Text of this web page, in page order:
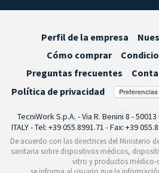
Perfil de la empresa
Cómo comprar
Preguntas frecuentes
Política de privacidad
TecniWork S.p.A. - Via R. Benini 8 -
ITALY - Tel: +39 055.8991.71 - Fax: +39
De acuerdo con las directrices del Ministerio
sanitaria sobre dispositivos médicos,
vitro y productos médico-